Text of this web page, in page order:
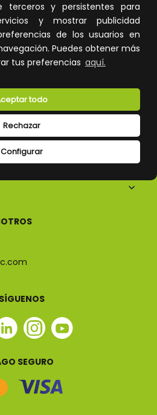
terceros y persistentes para
y mostrar publicidad
de los usuarios en
Puedes obtener más
tus preferencias aquí.
Configurar
Rechazar
todo
SÍGUENOS
Linkedin
Instagram
Youtube
SEGURO